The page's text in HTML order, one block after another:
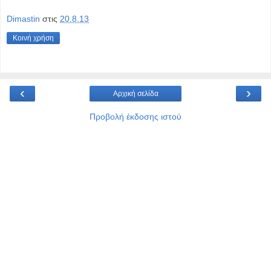
Dimastin στις 20.8.13
Κοινή χρήση
‹ ›
Αρχική σελίδα
Προβολή έκδοσης ιστού